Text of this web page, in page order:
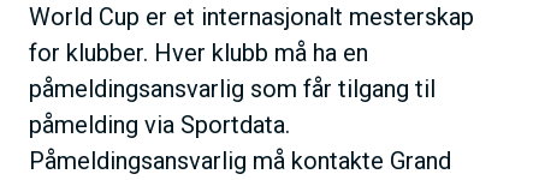
World Cup er et internasjonalt mesterskap
for klubber. Hver klubb må ha en
påmeldingsansvarlig som får tilgang til
påmelding via Sportdata.
Påmeldingsansvarlig må kontakte Grand